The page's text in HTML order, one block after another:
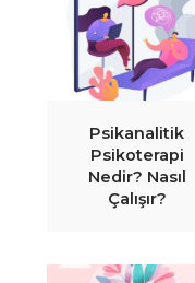
Psikanalitik
Psikoterapi
Nedir? Nasıl
Çalışır?